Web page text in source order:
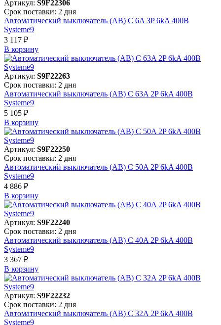
Артикул: S9F22306
Срок поставки: 2 дня
Автоматический выключатель (АВ) C 6A 3P 6kA 400В
Systeme9
3 117 ₽
В корзинy
Артикул: S9F22263
Срок поставки: 2 дня
Автоматический выключатель (АВ) C 63A 2P 6kA 400В
Systeme9
5 105 ₽
В корзинy
Артикул: S9F22250
Срок поставки: 2 дня
Автоматический выключатель (АВ) C 50A 2P 6kA 400В
Systeme9
4 886 ₽
В корзинy
Артикул: S9F22240
Срок поставки: 2 дня
Автоматический выключатель (АВ) C 40A 2P 6kA 400В
Systeme9
3 367 ₽
В корзинy
Артикул: S9F22232
Срок поставки: 2 дня
Автоматический выключатель (АВ) C 32A 2P 6kA 400В
Systeme9